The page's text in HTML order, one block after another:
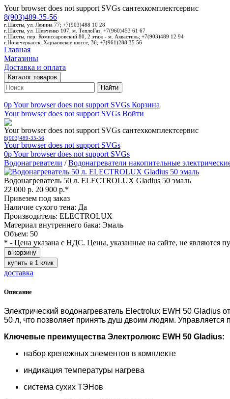
Your browser does not support SVGs сантехкомплектсервис
8(903)489-35-56
г.Шахты, ул. Ленина 77; +7(903)488 10 28
г.Шахты, ул. Шевченко 107, м. ТеплоГаз; +7(960)453 61 67
г.Шахты, пер. Комиссаровский 80, 2 этаж - м. Аквастиль; +7(903)489 12 94
г.Новочеркасск, Харьковское шоссе, 36; +7(961)288 35 56
Главная
Магазины
Доставка и оплата
Каталог товаров
Найти
0pYour browser does not support SVGs Корзина
Your browser does not support SVGs Войти
Your browser does not support SVGs сантехкомплектсервис
8(903)489-35-56
Your browser does not support SVGs
0pYour browser does not support SVGs
Водонагреватели /Водонагреватели накопительные
Водонагреватель 50 л. ELECTROLUX Gladius 50 эмаль
22 000 р. 20 900 р.*
Привезем под заказ
Наличие сухого тена: Да
Производитель: ELECTROLUX
Материал внутреннего бака: Эмаль
Объем: 50
* - Цена указана с НДС. Цены, указанные на сайте, не являются
в корзину
купить в 1 клик
доставка
Описание
Электрический водонагреватель Electrolux EWH 50 Gladius
50 л, что позволяет принять душ двоим людям.
Ключевые преимущества Электролюкс EWH 50 Gladius:
набор крепежных элементов в комплекте
индикация температуры нагрева
система сухих ТЭНов